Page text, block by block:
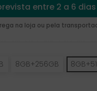
entre 2 a 6
na loja ou pela
8GB+256GB